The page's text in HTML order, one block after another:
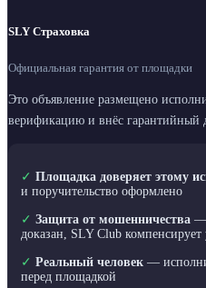
SLY Страховка
Официальная гарантия от площадки
Это объявление размещено
верификацию и внёс гарантийный
✓ Площадка доверяет этому
и поручительство оформлено
✓ Защита от мошенничества —
доказан, SLY Club
✓ Реальный человек —
перед площадкой